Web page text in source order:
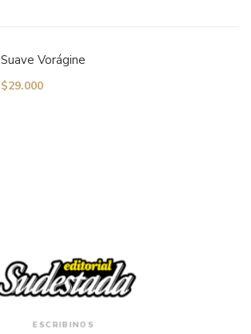
Suave Vorágine
$29.000
ESCRIBINOS